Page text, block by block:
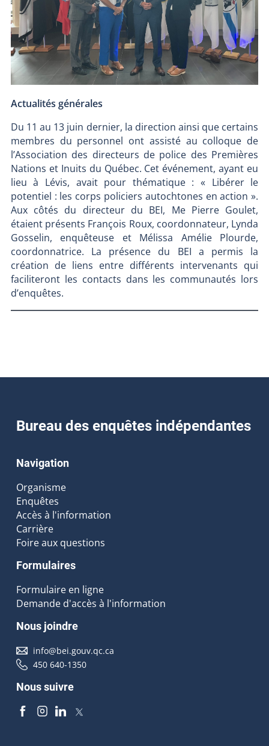
Actualités générales
Du 11 au 13 juin dernier, la direction ainsi que certains
membres du personnel ont assisté au colloque de
l’Association des directeurs de police des Premières
Nations et Inuits du Québec. Cet événement, ayant eu
lieu à Lévis, avait pour thématique : « Libérer le
potentiel : les corps policiers autochtones en action ».
Aux côtés du directeur du BEI, Me Pierre Goulet,
étaient présents François Roux, coordonnateur, Lynda
Gosselin, enquêteuse et Mélissa Amélie Plourde,
coordonnatrice. La présence du BEI a permis la
création de liens entre différents intervenants qui
faciliteront les contacts dans les communautés lors
d’enquêtes.
Bureau des enquêtes indépendantes
Navigation
Organisme
Enquêtes
Accès à l'information
Carrière
Foire aux questions
Formulaires
Formulaire en ligne
Demande d'accès à l'information
Nous joindre
info@bei.gouv.qc.ca
450 640-1350
Nous suivre